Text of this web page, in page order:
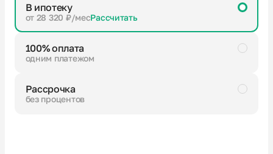
Партнерам
Контакты
В ипотеку
от 28 320 ₽/месРассчитать
100% оплата
одним платежом
Рассрочка
без процентов